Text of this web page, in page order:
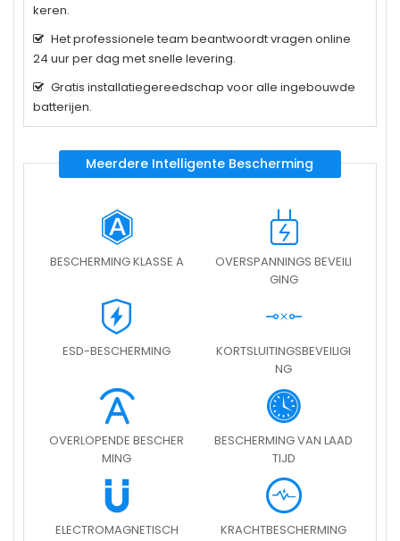
keren.
Het professionele team beantwoordt vragen online
24 uur per dag met snelle levering.
Gratis installatiegereedschap voor alle ingebouwde
batterijen.
Meerdere Intelligente Bescherming
BESCHERMING KLASSE A
OVERSPANNINGS BEVEILI
GING
ESD-BESCHERMING
KORTSLUITINGSBEVEILIGI
NG
OVERLOPENDE BESCHER
MING
BESCHERMING VAN LAAD
TIJD
ELECTROMAGNETISCH KRACHTBESCHERMING